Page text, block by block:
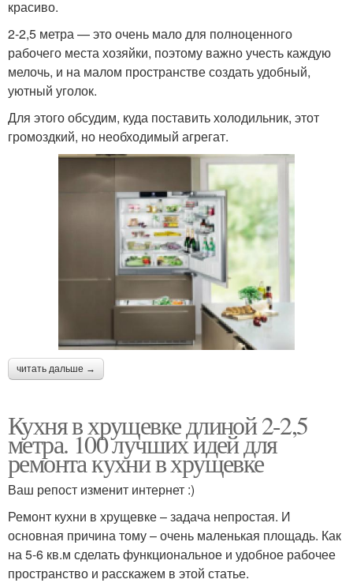
красиво.
2-2,5 метра — это очень мало для полноценного
рабочего места хозяйки, поэтому важно учесть каждую
мелочь, и на малом пространстве создать удобный,
уютный уголок.
Для этого обсудим, куда поставить холодильник, этот
громоздкий, но необходимый агрегат.
читать дальше →
Кухня в хрущевке длиной 2-2,5
метра. 100 лучших идей для
ремонта кухни в хрущевке
Ваш репост изменит интернет :)
Ремонт кухни в хрущевке – задача непростая. И
основная причина тому – очень маленькая площадь. Как
на 5-6 кв.м сделать функциональное и удобное рабочее
пространство и расскажем в этой статье.